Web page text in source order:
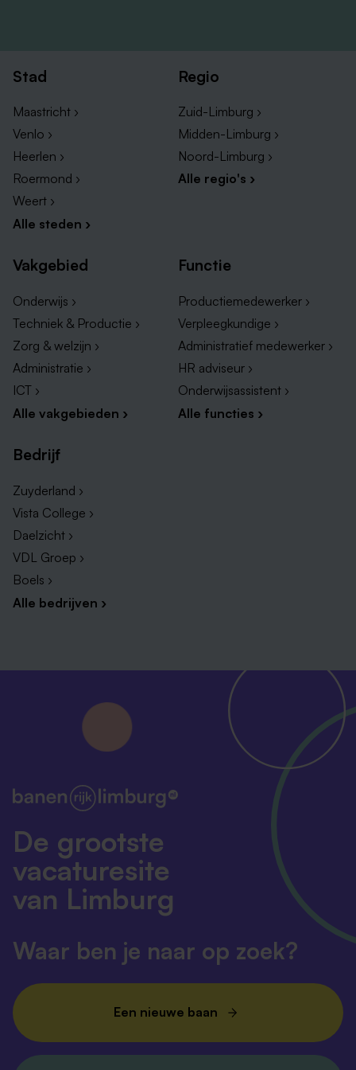
Stad
Maastricht ›
Venlo ›
Heerlen ›
Roermond ›
Weert ›
Alle steden ›
Regio
Zuid-Limburg ›
Midden-Limburg ›
Noord-Limburg ›
Alle regio's ›
Vakgebied
Onderwijs ›
Techniek & Productie ›
Zorg & welzijn ›
Administratie ›
ICT ›
Alle vakgebieden ›
Functie
Productiemedewerker ›
Verpleegkundige ›
Administratief medewerker ›
HR adviseur ›
Onderwijsassistent ›
Alle functies ›
Bedrijf
Zuyderland ›
Vista College ›
Daelzicht ›
VDL Groep ›
Boels ›
Alle bedrijven ›
De grootste
vacaturesite
van Limburg
Waar ben je naar op zoek?
Een nieuwe baan